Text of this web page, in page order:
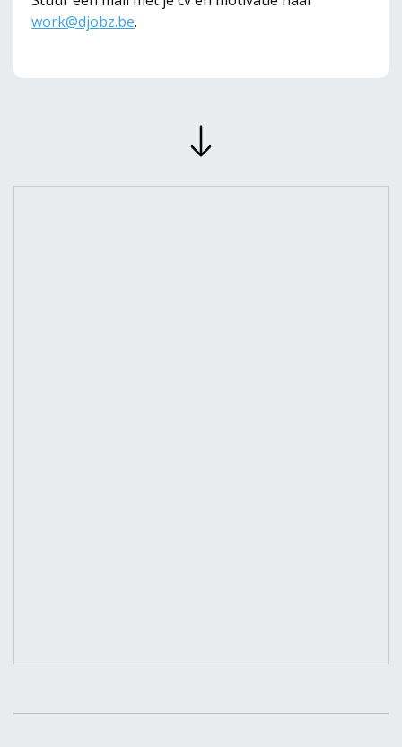
work@djobz.be.